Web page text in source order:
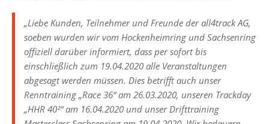
„Liebe Kunden, Teilnehmer und Freunde der all4track AG,
soeben wurden wir vom Hockenheimring und Sachsenring
offiziell darüber informiert, dass per sofort bis
einschließlich zum 19.04.2020 alle Veranstaltungen
abgesagt werden müssen. Dies betrifft auch unser
Renntraining „Race 36“ am 26.03.2020, unseren Trackday
„HHR 40²“ am 16.04.2020 und unser Drifttraining